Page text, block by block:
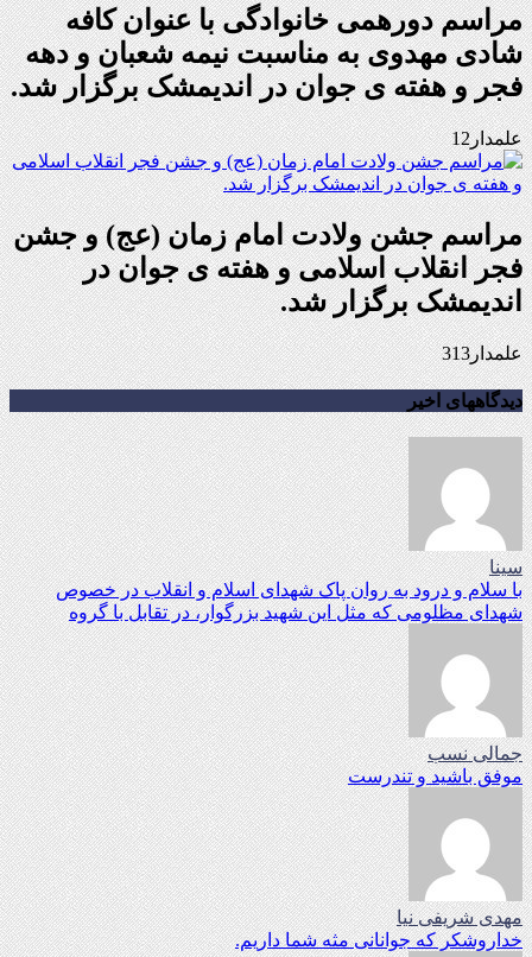
مراسم دورهمی خانوادگی با عنوان کافه
شادی مهدوی به مناسبت نیمه شعبان و دهه
فجر و هفته ی جوان در اندیمشک برگزار شد.
علمدار12
مراسم جشن ولادت امام زمان (عج) و جشن
فجر انقلاب اسلامی و هفته ی جوان در
اندیمشک برگزار شد.
علمدار313
دیدگاههای اخیر
سینا
با سلام و درود به روان پاک شهدای اسلام و انقلاب در خصوص
شهدای مظلومی که مثل این شهید بزرگوار، در تقابل با گروه
جمالی نسب
موفق باشید و تندرست
مهدی شریفی نیا
خداروشکر که جوانانی مثه شما داریم.